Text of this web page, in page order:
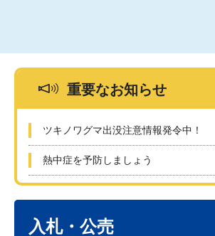
重要なお知らせ
ツキノワグマ出没注意情報発令中！
熱中症を予防しましょう
入札・公売